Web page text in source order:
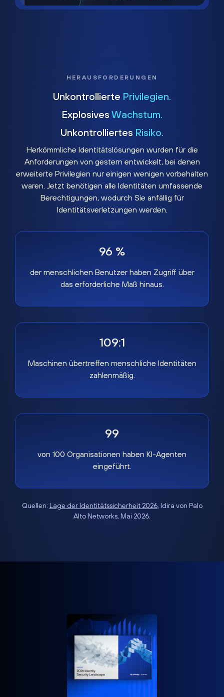
HERAUSFORDERUNGEN
Unkontrollierte Privilegien.
Explosives Wachstum.
Unkontrolliertes Risiko.
Herkömmliche Identitätslösungen wurden für die
Anforderungen von gestern entwickelt, bei denen
erweiterte Privilegien nur einigen wenigen vorbehalten
waren. Jetzt benötigen alle Identitäten umfassende
Berechtigungen, wodurch Sie anfällig für
Identitätsverletzungen werden.
96 %
der menschlichen Benutzer haben Zugriff über
das erforderliche Maß hinaus.
109:1
Maschinen übertreffen menschliche Identitäten
zahlenmäßig.
99
von 100 Organisationen haben KI-Agenten
eingeführt.
Quellen: Lage der Identitätssicherheit 2026, Idira von Palo
Alto Networks, Mai 2026.